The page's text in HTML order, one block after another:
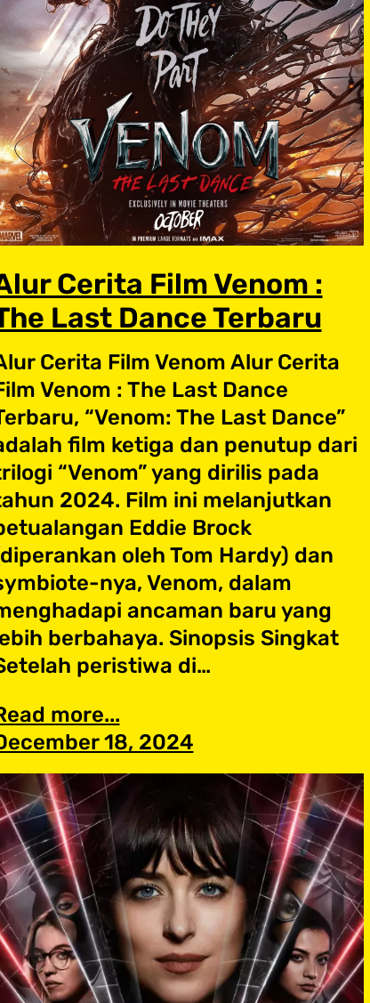
Cerita Film Venom :
Last Dance Terbaru
Cerita Film Venom Alur Cerita
Venom : The Last Dance
“Venom: The Last Dance”
film ketiga dan penutup dari
“Venom” yang dirilis pada
2024. Film ini melanjutkan
Eddie Brock
oleh Tom Hardy) dan
nya, Venom, dalam
ancaman baru yang
berbahaya. Sinopsis Singkat
peristiwa di…
more...
18, 2024